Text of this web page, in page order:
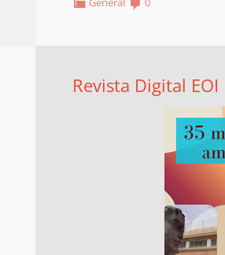
Revista Digital EOI